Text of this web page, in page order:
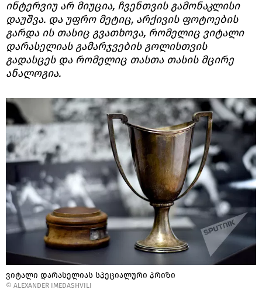
ინტერვიუ არ მიუცია, ჩვენთვის გამონაკლისი
დაუშვა. და უფრო მეტიც, არქივის ფოტოების
გარდა ის თასიც გვათხოვა, რომელიც ვიტალი
დარასელიას გამარჯვების გოლისთვის
გადასცეს და რომელიც თასთა თასის მცირე
ანალოგია.
ვიტალი დარასელიას სპეციალური პრიზი
© ALEXANDER IMEDASHVILI